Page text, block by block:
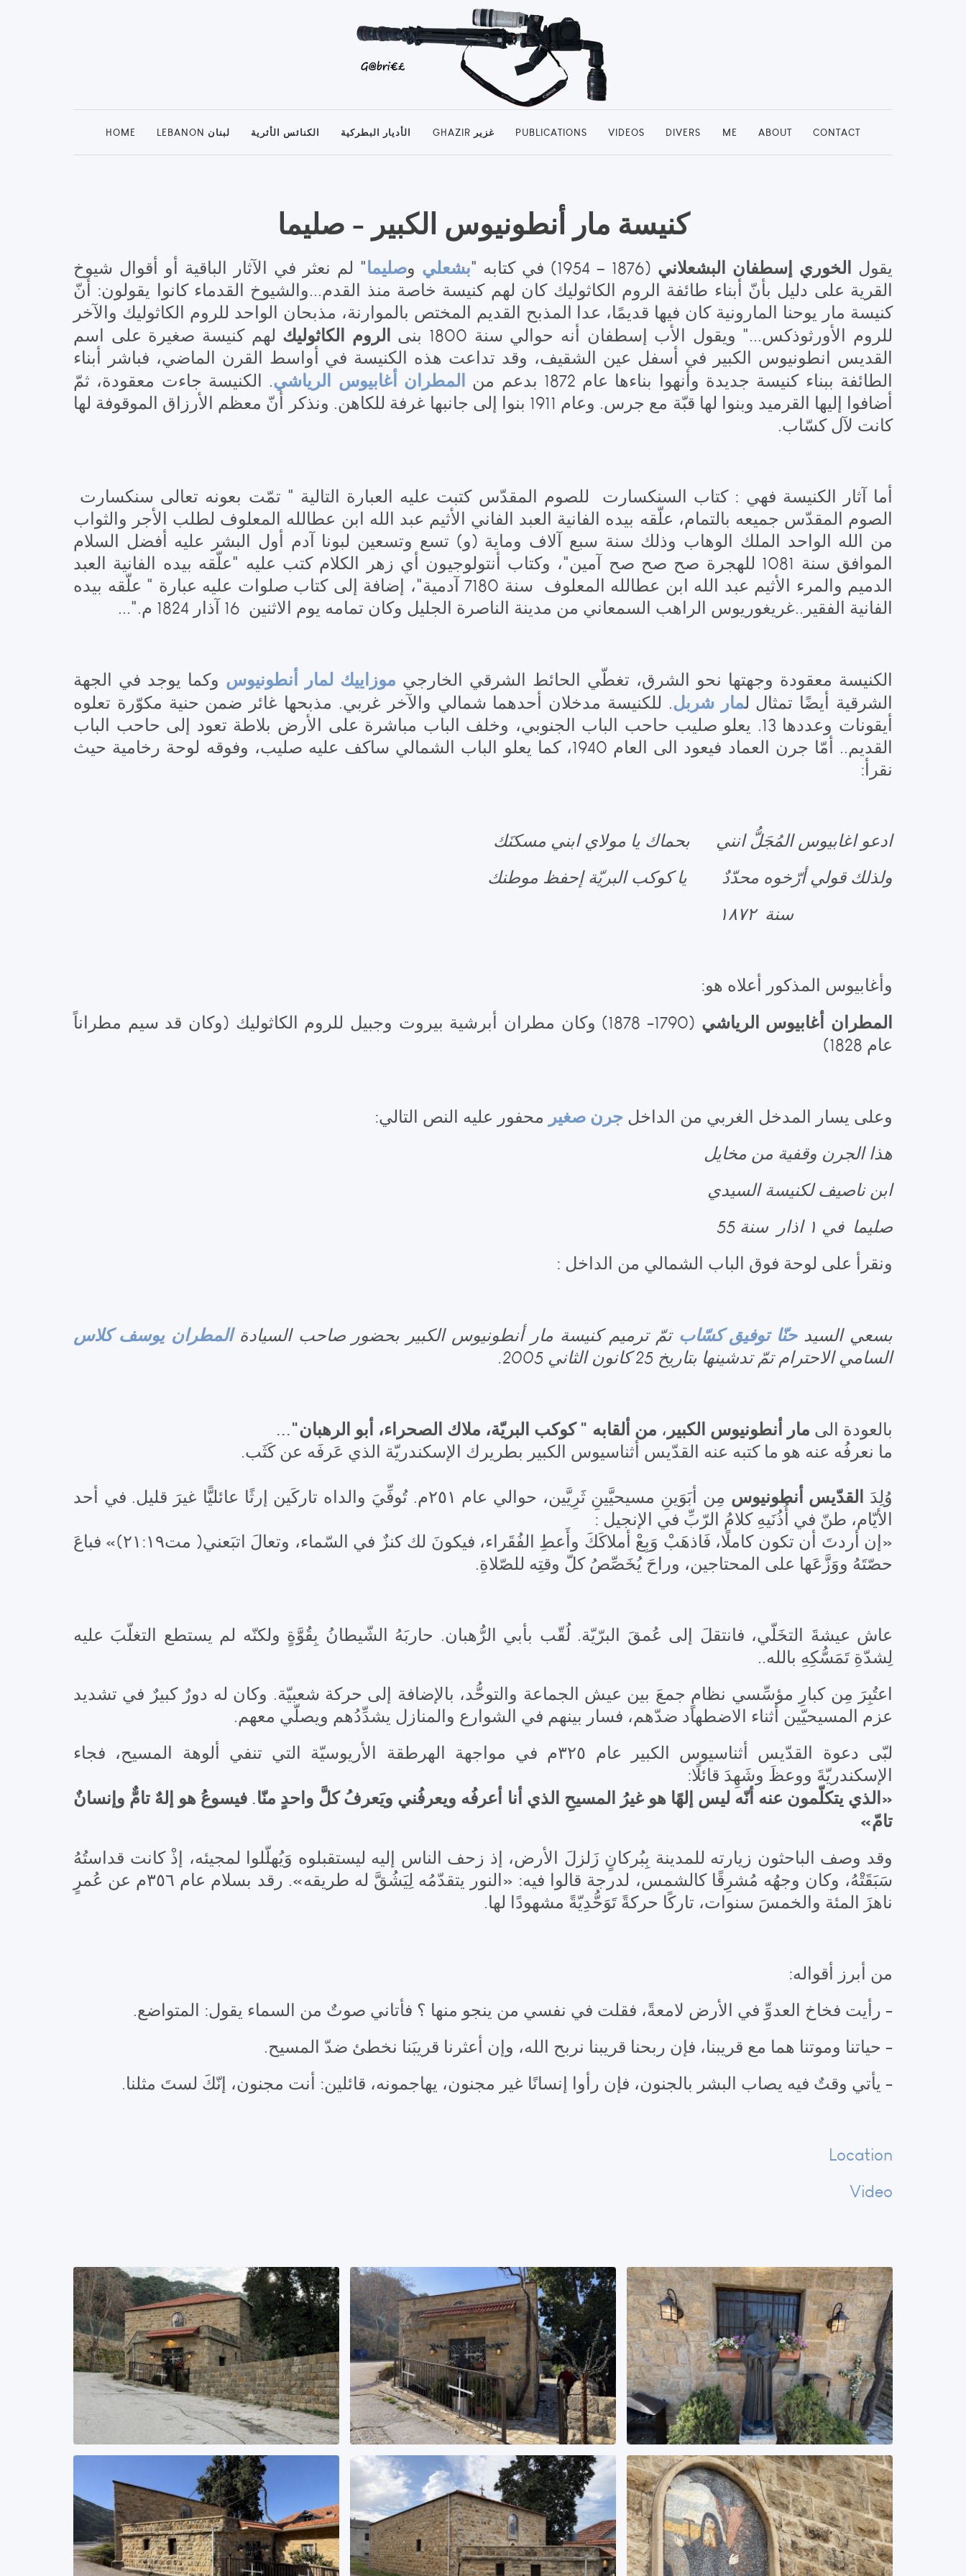
HOME LEBANON لبنان الكنائس الأثرية الأديار البطركية GHAZIR غزير PUBLICATIONS VIDEOS DIVERS ME ABOUT CONTACT
كنيسة مار أنطونيوس الكبير - صليما
يقول الخوري إسطفان البشعلاني (1876 – 1954) في كتابه " بشعلي وصليما" لم نعثر في الآثار الباقية أو أقوال شيوخ
القرية على دليل بأنّ أبناء طائفة الروم الكاثوليك كان لهم كنيسة خاصة منذ القدم...والشيوخ القدماء كانوا يقولون: أنّ
كنيسة مار يوحنا المارونية كان فيها قديمًا، عدا المذبح القديم المختص بالموارنة، مذبحان الواحد للروم الكاثوليك والآخر
للروم الأورثوذكس..." ويقول الأب إسطفان أنه حوالي سنة 1800 بنى
الروم الكاثوليك لهم كنيسة صغيرة على اسم
القديس انطونيوس الكبير في أسفل عين الشقيف، وقد تداعت هذه الكنيسة في أواسط القرن الماضي، فباشر أبناء
الطائفة ببناء كنيسة جديدة وأنهوا بناءها عام 1872 بدعم من
المطران أغابيوس الرياشي. الكنيسة جاءت معقودة، ثمّ
أضافوا إليها القرميد وبنوا لها قبّة مع جرس. وعام 1911 بنوا إلى جانبها غرفة للكاهن. ونذكر أنّ معظم الأرزاق الموقوفة لها
كانت لآل كسّاب.
أما آثار الكنيسة فهي : كتاب السنكسارت للصوم المقدّس كتبت عليه العبارة التالية " تمّت بعونه تعالى سنكسارت
الصوم المقدّس جميعه بالتمام، علّقه بيده الفانية العبد الفاني الأثيم عبد الله ابن عطالله المعلوف لطلب الأجر والثواب
من الله الواحد الملك الوهاب وذلك سنة سبع آلاف وماية (و) تسع وتسعين لبونا آدم أول البشر عليه أفضل السلام
الموافق سنة 1081 للهجرة صح صح صح آمين"، وكتاب أنتولوجيون أي زهر الكلام كتب عليه "علّقه بيده الفانية العبد
الدميم والمرء الأثيم عبد الله ابن عطالله المعلوف سنة 7180 آدمية"، إضافة إلى كتاب صلوات عليه عبارة " علّقه بيده
الفانية الفقير..غريغوريوس الراهب السمعاني من مدينة الناصرة الجليل وكان تمامه يوم الاثنين 16 آذار 1824 م."...
الكنيسة معقودة وجهتها نحو الشرق، تغطّي الحائط الشرقي الخارجي موزاييك لمار أنطونيوس وكما يوجد في الجهة
الشرقية أيضًا تمثال لمار شربل. للكنيسة مدخلان أحدهما شمالي والآخر غربي. مذبحها غائر ضمن حنية مكوّرة تعلوه
أيقونات وعددها 13. يعلو صليب حاحب الباب الجنوبي، وخلف الباب مباشرة على الأرض بلاطة تعود إلى حاحب الباب
القديم.. أمّا جرن العماد فيعود الى العام 1940، كما يعلو الباب الشمالي ساكف عليه صليب، وفوقه لوحة رخامية حيث
نقرأ:
ادعو اغابيوس المُجَلُّ انني بحماك يا مولاي ابني مسكنَك
ولذلك قولي أرّخوه محدّدٌ يا كوكب البريّة إحفظ موطنك
سنة ١٨٧٢
وأغابيوس المذكور أعلاه هو:
المطران أغابيوس الرياشي
(1790- 1878) وكان مطران أبرشية بيروت وجبيل للروم الكاثوليك (وكان قد سيم مطراناً
عام 1828)
وعلى يسار المدخل الغربي من الداخل جرن صغير محفور عليه النص التالي:
هذا الجرن وقفية من مخايل
ابن ناصيف لكنيسة السيدي
صليما في ١ اذار سنة 55
ونقرأ على لوحة فوق الباب الشمالي من الداخل :
بسعي السيدحنّا توفيق كسّاب تمّ ترميم كنيسة مار أنطونيوس الكبير بحضور صاحب السيادة المطران يوسف كلاس
السامي الاحترام تمّ تدشينها بتاريخ 25 كانون الثاني 2005.
بالعودة الى مار أنطونيوس الكبير ، من ألقابه " كوكب البريّة، ملاك الصحراء، أبو الرهبان"...
ما نعرفُه عنه هو ما كتبه عنه القدّيس أثناسيوس الكبير بطريرك الإسكندريّة الذي عَرفَه عن كَثَب.
وُلِدَ القدّيس أنطونيوس
مِن أبَوَينِ مسيحيَّينِ ثَرِيَّين، حوالي عام ٢٥١م. تُوفِّيَ والداه تاركَين إرثًا عائليًّا غيرَ قليل. في أحد
الأيّام، طنّ في أُذُنَيهِ كلامُ الرّبِّ في الإنجيل :
«إن أردتَ أن تكون كاملًا، فَاذهَبْ وَبِعْ أملاكَكَ وأَعطِ الفُقَراء، فيكونَ لك كنزٌ في السّماء، وتعالَ اتبَعني( مت٢١:١٩)» فباعَ
حصّتَهُ ووَزَّعَها على المحتاجين، وراحَ يُخَصِّصُ كلّ وقتِه للصّلاةِ.
عاش عيشةَ التخَلّي، فانتقلَ إلى عُمقَ البرّيّة. لُقّب بأبي الرُّهبان. حاربَهُ الشّيطانُ بِقُوَّةٍ ولكنّه لم يستطع التغلّبَ عليه
لِشدّةِ تَمَسُّكِهِ بالله..
اعتُبِرَ مِن كبارِ مؤسِّسي نظامٍ جمعَ بين عيش الجماعة والتوحُّد، بالإضافة إلى حركة شعبيّة. وكان له دورٌ كبيرٌ في تشديد
عزم المسيحيّين أثناء الاضطهاد ضدّهم، فسار بينهم في الشوارع والمنازل يشدِّدُهم ويصلّي معهم.
لبّى دعوة القدّيس أثناسيوس الكبير عام ٣٢٥م في مواجهة الهرطقة الأريوسيّة التي تنفي ألوهة المسيح، فجاء
الإسكندريّةَ ووعظَ وشَهِدَ قائلًا:
«الذي يتكلّمون عنه أنّه ليس إلهًا هو غيرُ المسيحِ الذي أنا أعرفُه ويعرفُني ويَعرفُ كلَّ واحدٍ منّا. فيسوعُ هو إلهٌ تامٌّ وإنسانٌ
تامّ»
وقد وصف الباحثون زيارته للمدينة بِبُركانٍ زَلزلَ الأرض، إذ زحف الناس إليه ليستقبلوه وَيُهلّلوا لمجيئه، إذْ كانت قداستُهُ
سَبَقَتْهُ، وكان وجهُه مُشرِقًا كالشمس، لدرجة قالوا فيه: «النور يتقدّمُه لِيَشُقَّ له طريقه». رقد بسلام عام ٣٥٦م عن عُمرٍ
ناهزَ المئة والخمسَ سنوات، تاركًا حركةً تَوَحُّدِيّةً مشهودًا لها.
من أبرز أقواله:
- رأيت فخاخ العدوِّ في الأرض لامعةً، فقلت في نفسي من ينجو منها ؟ فأتاني صوتٌ من السماء يقول: المتواضع.
- حياتنا وموتنا هما مع قريبنا، فإن ربحنا قريبنا نربح الله، وإن أعثرنا قريبَنا نخطئ ضدّ المسيح.
- يأتي وقتٌ فيه يصاب البشر بالجنون، فإن رأوا إنسانًا غير مجنون، يهاجمونه، قائلين: أنت مجنون، إنّكَ لستَ مثلنا.
Location
Video